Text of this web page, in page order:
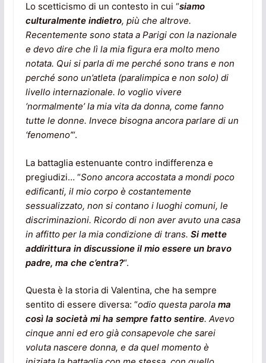
Lo scetticismo di un contesto in cui “siamo
culturalmente indietro, più che altrove.
Recentemente sono stata a Parigi con la nazionale
e devo dire che lì la mia figura era molto meno
notata. Qui si parla di me perché sono trans e non
perché sono un’atleta (paralimpica e non solo) di
livello internazionale. Io voglio vivere
‘normalmente’ la mia vita da donna, come fanno
tutte le donne. Invece bisogna ancora parlare di un
‘fenomeno’“.
La battaglia estenuante contro indifferenza e
pregiudizi… “Sono ancora accostata a mondi poco
edificanti, il mio corpo è costantemente
sessualizzato, non si contano i luoghi comuni, le
discriminazioni. Ricordo di non aver avuto una casa
in affitto per la mia condizione di trans. Si mette
addirittura in discussione il mio essere un bravo
padre, ma che c’entra?“.
Questa è la storia di Valentina, che ha sempre
sentito di essere diversa: “odio questa parola ma
così la società mi ha sempre fatto sentire. Avevo
cinque anni ed ero già consapevole che sarei
voluta nascere donna, e da quel momento è